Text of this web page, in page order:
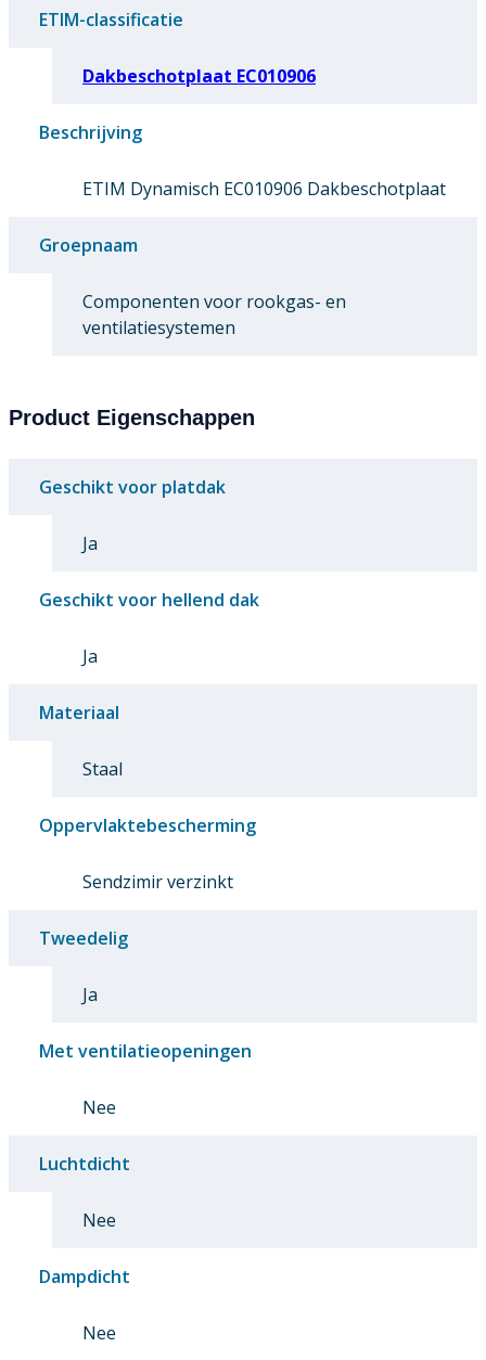
ETIM-classificatie
Dakbeschotplaat EC010906
Beschrijving
ETIM Dynamisch EC010906 Dakbeschotplaat
Groepnaam
Componenten voor rookgas- en
ventilatiesystemen
Product Eigenschappen
Geschikt voor platdak
Ja
Geschikt voor hellend dak
Ja
Materiaal
Staal
Oppervlaktebescherming
Sendzimir verzinkt
Tweedelig
Ja
Met ventilatieopeningen
Nee
Luchtdicht
Nee
Dampdicht
Nee